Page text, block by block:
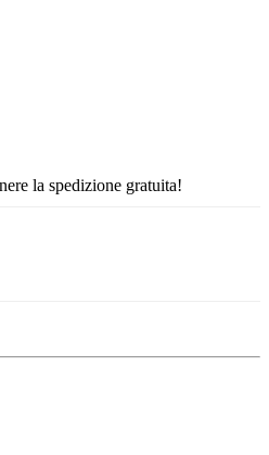
la spedizione gratuita!